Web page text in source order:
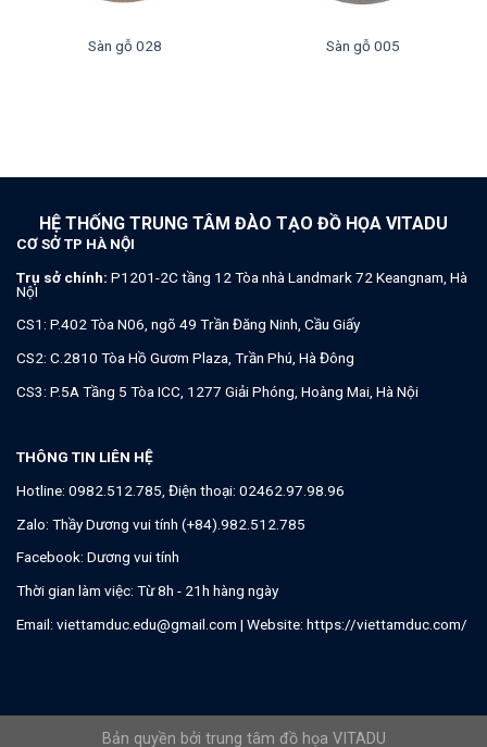
Sàn gỗ 028 Sàn gỗ 005
HỆ THỐNG TRUNG TÂM ĐÀO TẠO ĐỒ HỌA VITADU
CƠ SỞ TP HÀ NỘI
Trụ sở chính: P1201-2C tầng 12 Tòa nhà Landmark 72 Keangnam, Hà
NộI
CS1: P.402 Tòa N06, ngõ 49 Trần Đăng Ninh, Cầu Giấy
CS2: C.2810 Tòa Hồ Gươm Plaza, Trần Phú, Hà Đông
CS3: P.5A Tầng 5 Tòa ICC, 1277 Giải Phóng, Hoàng Mai, Hà Nội
THÔNG TIN LIÊN HỆ
Hotline: 0982.512.785 , Điện thoại: 02462.97.98.96
Zalo: Thầy Dương vui tính (+84).982.512.785
Facebook: Dương vui tính
Thời gian làm việc: Từ 8h - 21h hàng ngày
Email: viettamduc.edu@gmail.com | Website: https://viettamduc.com/
Bản quyền bởi trung tâm đồ họa VITADU